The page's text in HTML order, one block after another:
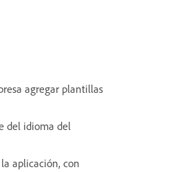
agregar plantillas
del idioma del
aplicación, con